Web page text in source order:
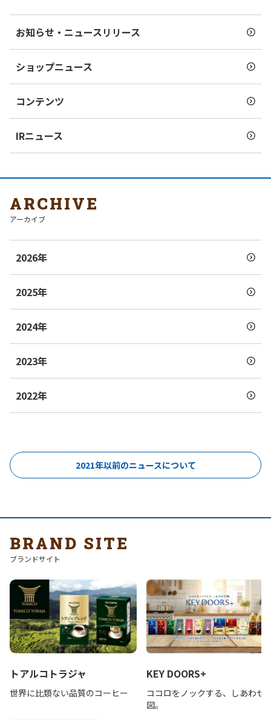
お知らせ・ニュースリリース
ショップニュース
コンテンツ
IRニュース
ARCHIVE
アーカイブ
2026年
2025年
2024年
2023年
2022年
2021年以前のニュースについて
BRAND SITE
ブランドサイト
トアルコトラジャ
世界に比類ない品質のコーヒー
KEY DOORS+
ココロをノックする、しあわせ
図。